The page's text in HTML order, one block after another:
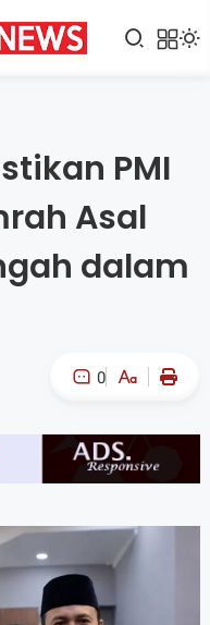
PMI
Asal
dalam
0
A- A+